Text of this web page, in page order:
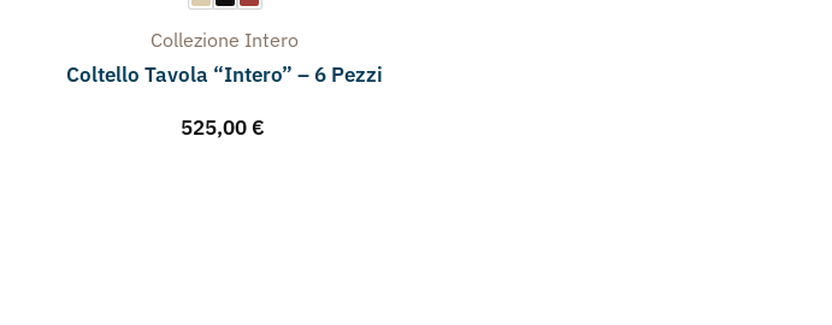
Collezione Intero
Coltello Tavola “Intero” – 6 Pezzi
525,00 €